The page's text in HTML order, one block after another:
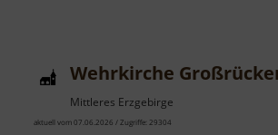
Wehrkirche
Mittleres Erzgebirge
aktuell vom 07.06.2026 / Zugriffe: 29304